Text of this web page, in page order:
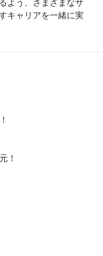
よう、さまざまなサ
キャリアを一緒に実
！